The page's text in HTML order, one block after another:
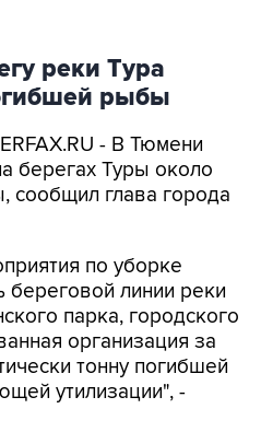
реки Тура
рыбы
- В Тюмени
берегах Туры около
глава города
по уборке
линии реки
парка, городского
организация за
тонну погибшей
утилизации", -